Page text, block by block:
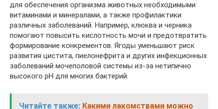
для обеспечения организма животных необходимыми
витаминами и минералами, а также профилактики
различных заболеваний. Например, клюква и черника
помогают повысить кислотность мочи и предотвратить
формирование конкрементов. Ягоды уменьшают риск
развития цистита, пиелонефрита и других инфекционных
заболеваний мочеполовой системы из-за нетипично
высокого pH для многих бактерий.
Читайте также: Какими лакомствами можно